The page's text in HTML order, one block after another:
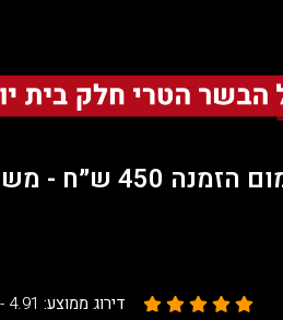
ש״ח - משלוח חינם באיזור השרון.
דירוג ממוצע: 4.91 -